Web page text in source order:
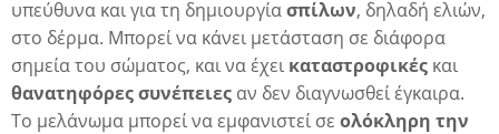
υπεύθυνα και για τη δημιουργίασπίλων, δηλαδή ελιών,
στο δέρμα. Μπορεί να κάνει μετάσταση σε διάφορα
σημεία του σώματος, και να έχει καταστροφικές και
θανατηφόρεςσυνέπειες αν δεν διαγνωσθεί έγκαιρα.
Το μελάνωμα μπορεί να εμφανιστεί σε ολόκληρη την